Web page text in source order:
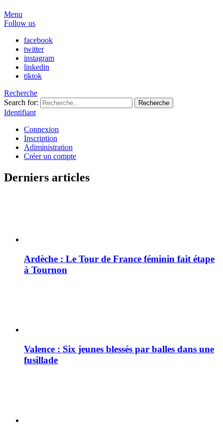
Menu
Follow us
facebook
twitter
instagram
linkedin
tiktok
Recherche
Search for:
Recherche
Identifiant
Connexion
Inscription
Adiministration
Créer un compte
Derniers articles
Ardèche : Le Tour de France féminin fait étape
à Tournon
Valence : Six jeunes blessés par balles dans une
fusillade